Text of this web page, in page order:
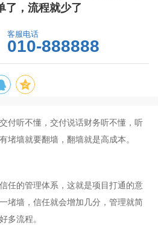
了，流程就少了
客服电话
010-888888
付听不懂，交付说话财务听不懂，听
堵墙就要翻墙，翻墙就是高成本。
任的管理体系，这就是项目打通的意
堵墙，信任就会增加几分，管理就简
多流程。